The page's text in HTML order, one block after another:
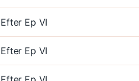
Efter Ep VI
Efter Ep VI